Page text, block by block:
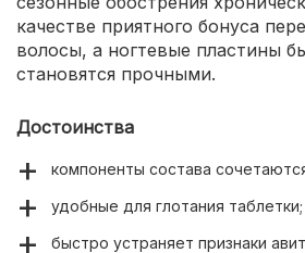
качестве приятного бонуса
волосы, а ногтевые пластины
становятся прочными.
Достоинства
компоненты состава
удобные для глотания таблетки;
быстро устраняет признаки